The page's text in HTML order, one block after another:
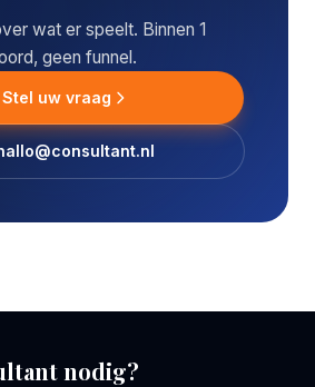
wat er speelt. Binnen 1
geen funnel.
Stel uw vraag
nodig?